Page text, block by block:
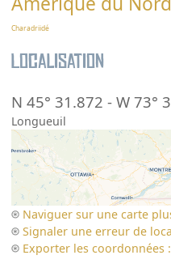
Charadriidé
Localisation
N 45° 31.872 -W 73°
Longueuil
Naviguer sur une carte
Signaler une erreur de
Exporter les coordonnées :